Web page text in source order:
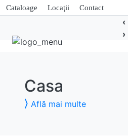
Cataloage Locaţii Contact
Casa
⟩ Află mai multe
‹
›